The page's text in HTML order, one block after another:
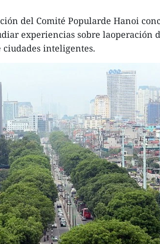
del Comité Popularde Hanoi
experiencias sobre laoperación
ciudades inteligentes.